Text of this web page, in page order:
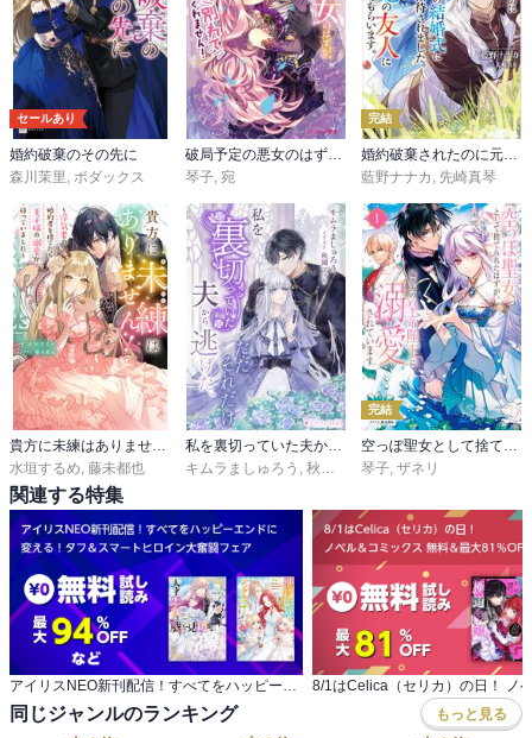
セールあり
婚約破棄のその先に
森川茉里 , ボダックス
破局予定の悪女のはずが、冷徹公爵様が別れてくれません！
琴子, 宛
完結
婚約破棄されたのに元婚約者の結婚式に招待されました。断れないので兄の友人に同行してもらいます。
藍野ナナカ , 先崎真琴
水垣するめ 藤未都也
キムラましゅろう
秋園マツリ
完結
琴子 ザネリ
関連する特集
同じジャンルのランキング もっと見る